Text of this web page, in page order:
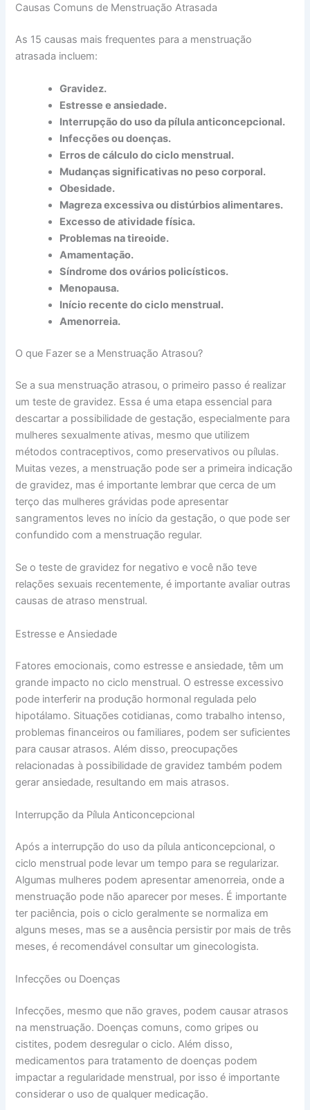
Causas Comuns de Menstruação Atrasada
As 15 causas mais frequentes para a menstruação
atrasada incluem:
Gravidez.
Estresse e ansiedade.
Interrupção do uso da pílula anticoncepcional.
Infecções ou doenças.
Erros de cálculo do ciclo menstrual.
Mudanças significativas no peso corporal.
Obesidade.
Magreza excessiva ou distúrbios alimentares.
Excesso de atividade física.
Problemas na tireoide.
Amamentação.
Síndrome dos ovários policísticos.
Menopausa.
Início recente do ciclo menstrual.
Amenorreia.
O que Fazer se a Menstruação Atrasou?
Se a sua menstruação atrasou, o primeiro passo é realizar
um teste de gravidez. Essa é uma etapa essencial para
descartar a possibilidade de gestação, especialmente para
mulheres sexualmente ativas, mesmo que utilizem
métodos contraceptivos, como preservativos ou pílulas.
Muitas vezes, a menstruação pode ser a primeira indicação
de gravidez, mas é importante lembrar que cerca de um
terço das mulheres grávidas pode apresentar
sangramentos leves no início da gestação, o que pode ser
confundido com a menstruação regular.
Se o teste de gravidez for negativo e você não teve
relações sexuais recentemente, é importante avaliar outras
causas de atraso menstrual.
Estresse e Ansiedade
Fatores emocionais, como estresse e ansiedade, têm um
grande impacto no ciclo menstrual. O estresse excessivo
pode interferir na produção hormonal regulada pelo
hipotálamo. Situações cotidianas, como trabalho intenso,
problemas financeiros ou familiares, podem ser suficientes
para causar atrasos. Além disso, preocupações
relacionadas à possibilidade de gravidez também podem
gerar ansiedade, resultando em mais atrasos.
Interrupção da Pílula Anticoncepcional
Após a interrupção do uso da pílula anticoncepcional, o
ciclo menstrual pode levar um tempo para se regularizar.
Algumas mulheres podem apresentar amenorreia, onde a
menstruação pode não aparecer por meses. É importante
ter paciência, pois o ciclo geralmente se normaliza em
alguns meses, mas se a ausência persistir por mais de três
meses, é recomendável consultar um ginecologista.
Infecções ou Doenças
Infecções, mesmo que não graves, podem causar atrasos
na menstruação. Doenças comuns, como gripes ou
cistites, podem desregular o ciclo. Além disso,
medicamentos para tratamento de doenças podem
impactar a regularidade menstrual, por isso é importante
considerar o uso de qualquer medicação.